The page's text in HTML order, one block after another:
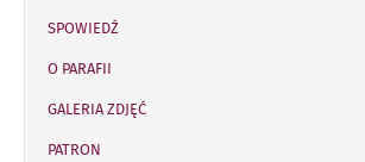
SPOWIEDŹ
O PARAFII
GALERIA ZDJĘĆ
PATRON